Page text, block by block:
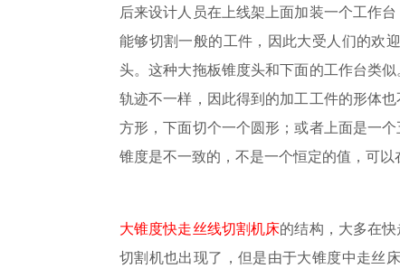
后来设计人员在上线架上面加装一个工作
能够切割一般的工件，因此大受人们的欢
头。这种大拖板锥度头和下面的工作台类
轨迹不一样，因此得到的加工工件的形体
方形，下面切个一个圆形；或者上面是一
锥度是不一致的，不是一个恒定的值，可以
大锥度快走丝线切割机床的结构，大多在
切割机也出现了，但是由于大锥度中走丝